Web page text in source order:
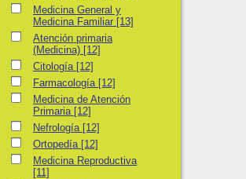
Medicina General y Medicina Familiar
Medicina General y
Medicina Familiar [13]
Atención primaria (Medicina)
Atención primaria
(Medicina) [12]
CitologíaCitología [12]
Farmacología
Farmacología [12]
Medicina de Atención Primaria
Medicina de Atención
Primaria [12]
NefrologíaNefrología [12]
OrtopedíaOrtopedía [12]
Medicina Reproductiva
Medicina Reproductiva
[11]